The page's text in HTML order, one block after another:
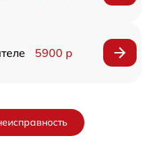
5900 р